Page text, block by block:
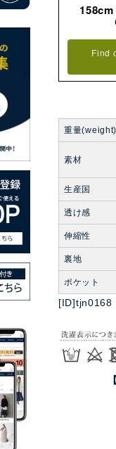
Find
重量(weight)
素材
生産国
透け感
伸縮性
裏地
ポケット
[ID]tjn0168